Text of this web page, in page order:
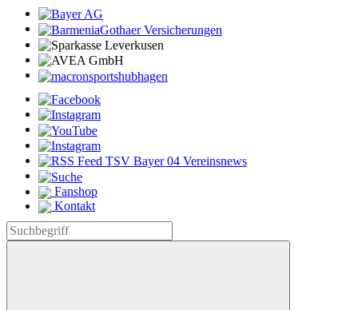
Fanshop
Kontakt